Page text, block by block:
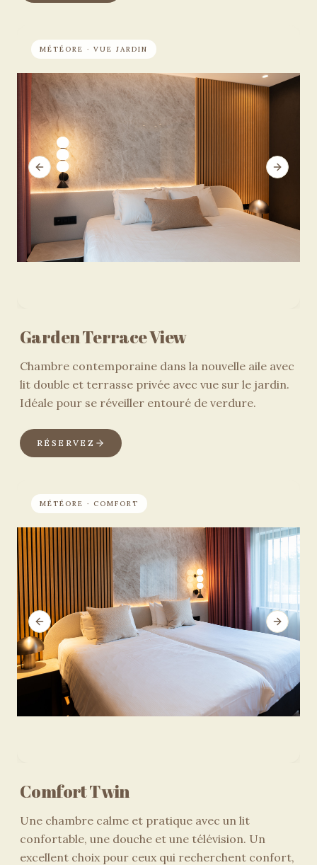
Previous slide Next
MÉTÉORE · VUE JARDIN
Garden Terrace View
Chambre contemporaine dans la nouvelle aile avec
lit double et terrasse privée avec vue sur le jardin.
Idéale pour se réveiller entouré de verdure.
RÉSERVEZ
Previous slide Next
MÉTÉORE · COMFORT
Comfort Twin
Une chambre calme et pratique avec un lit
confortable, une douche et une télévision. Un
excellent choix pour ceux qui recherchent confort,